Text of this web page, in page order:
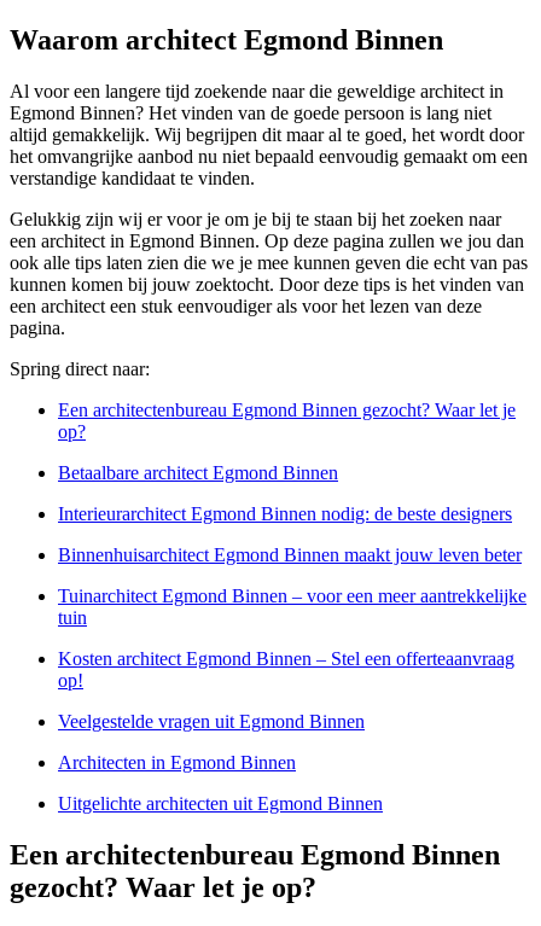
Waarom architect Egmond Binnen
Al voor een langere tijd zoekende naar die geweldige architect in
Egmond Binnen? Het vinden van de goede persoon is lang niet
altijd gemakkelijk. Wij begrijpen dit maar al te goed, het wordt door
het omvangrijke aanbod nu niet bepaald eenvoudig gemaakt om een
verstandige kandidaat te vinden.
Gelukkig zijn wij er voor je om je bij te staan bij het zoeken naar
een architect in Egmond Binnen. Op deze pagina zullen we jou dan
ook alle tips laten zien die we je mee kunnen geven die echt van pas
kunnen komen bij jouw zoektocht. Door deze tips is het vinden van
een architect een stuk eenvoudiger als voor het lezen van deze
pagina.
Spring direct naar:
Een architectenbureau Egmond Binnen gezocht? Waar let je
op?
Betaalbare architect Egmond Binnen
Interieurarchitect Egmond Binnen nodig: de beste designers
Binnenhuisarchitect Egmond Binnen maakt jouw leven beter
Tuinarchitect Egmond Binnen – voor een meer aantrekkelijke
tuin
Kosten architect Egmond Binnen – Stel een offerteaanvraag
op!
Veelgestelde vragen uit Egmond Binnen
Architecten in Egmond Binnen
Uitgelichte architecten uit Egmond Binnen
Een architectenbureau Egmond Binnen
gezocht? Waar let je op?